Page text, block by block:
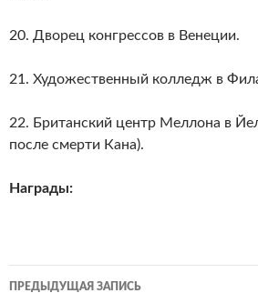
20. Дворец конгрессов в Венеции.
21. Художественный колледж в
22. Британский центр Меллона в
после смерти Кана).
Награды:
Навигация
ПРЕДЫДУЩАЯ ЗАПИСЬ